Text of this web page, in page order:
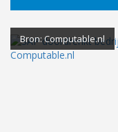
Bron: Computable.nl